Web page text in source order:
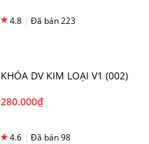
4.8 | Đã bán 223
KHÓA DV KIM LOẠI V1 (002)
280.000₫
4.6 | Đã bán 98